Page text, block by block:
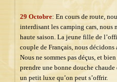
29 Octobre: En cours de route,
interdisant les camping cars, nous
haute saison. La jeune fille de
couple de Français, nous décidons
Nous ne sommes pas déçus, et
prendre une bonne douche
un petit luxe qu’on peut s’offrir.